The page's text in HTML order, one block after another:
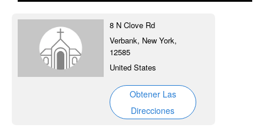
8 N Clove Rd
Verbank, New York,
12585
United States
Obtener Las
Direcciones